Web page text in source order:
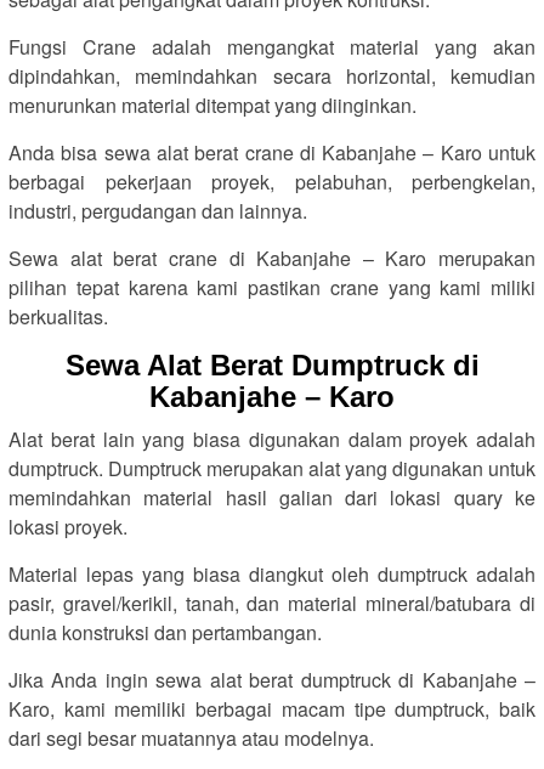
Fungsi Crane adalah mengangkat material yang akan
dipindahkan, memindahkan secara horizontal, kemudian
menurunkan material ditempat yang diinginkan.
Anda bisa sewa alat berat crane di Kabanjahe – Karo untuk
berbagai pekerjaan proyek, pelabuhan, perbengkelan,
industri, pergudangan dan lainnya.
Sewa alat berat crane di Kabanjahe – Karo merupakan
pilihan tepat karena kami pastikan crane yang kami miliki
berkualitas.
Sewa Alat Berat Dumptruck di
Kabanjahe – Karo
Alat berat lain yang biasa digunakan dalam proyek adalah
dumptruck. Dumptruck merupakan alat yang digunakan untuk
memindahkan material hasil galian dari lokasi quary ke
lokasi proyek.
Material lepas yang biasa diangkut oleh dumptruck adalah
pasir, gravel/kerikil, tanah, dan material mineral/batubara di
dunia konstruksi dan pertambangan.
Jika Anda ingin sewa alat berat dumptruck di Kabanjahe –
Karo, kami memiliki berbagai macam tipe dumptruck, baik
dari segi besar muatannya atau modelnya.